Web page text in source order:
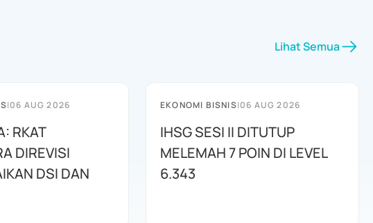
Lihat Semua
|06 AUG 2026
RKAT
DIREVISI
DSI DAN
EKONOMI BISNIS|06 AUG 2026
IHSG SESI II DITUTUP
MELEMAH 7 POIN DI LEVEL
6.343